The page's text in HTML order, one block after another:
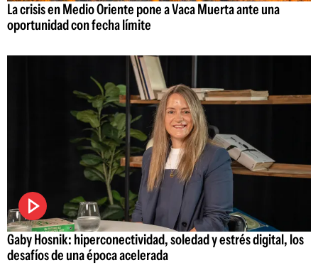
La crisis en Medio Oriente pone a Vaca Muerta ante una
oportunidad con fecha límite
Gaby Hosnik: hiperconectividad, soledad y estrés digital, los
desafíos de una época acelerada